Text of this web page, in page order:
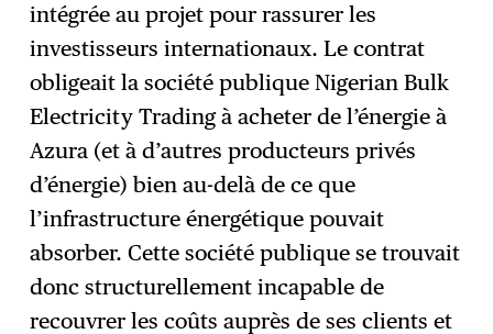
intégrée au projet pour rassurer les
investisseurs internationaux. Le contrat
obligeait la société publique Nigerian Bulk
Electricity Trading à acheter de l’énergie à
Azura (et à d’autres producteurs privés
d’énergie) bien au-delà de ce que
l’infrastructure énergétique pouvait
absorber. Cette société publique se trouvait
donc structurellement incapable de
recouvrer les coûts auprès de ses clients et